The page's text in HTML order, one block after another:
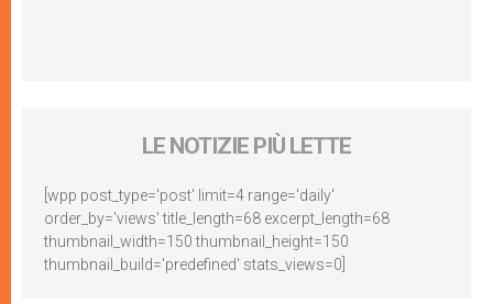
LE NOTIZIE PIÙ LETTE
[wpp post_type='post' limit=4 range='daily'
order_by='views' title_length=68 excerpt_length=68
thumbnail_width=150 thumbnail_height=150
thumbnail_build='predefined' stats_views=0]